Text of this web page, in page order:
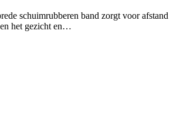
schuimrubberen band zorgt voor afstand
het gezicht en…